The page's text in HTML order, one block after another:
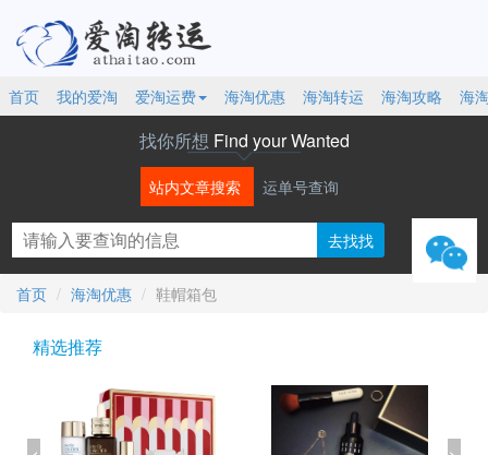
首页 我的爱淘 爱淘运费 海淘优惠 海淘转运 海淘攻略 海
找你所想 Find your Wanted
站内文章搜索 运单号查询
首页 海淘优惠 鞋帽箱包
精选推荐